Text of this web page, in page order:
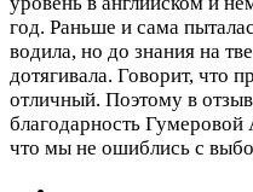
год. Раньше и сама
водила, но до знания на
дотягивала. Говорит, что
отличный. Поэтому в
благодарность
что мы не ошиблись с